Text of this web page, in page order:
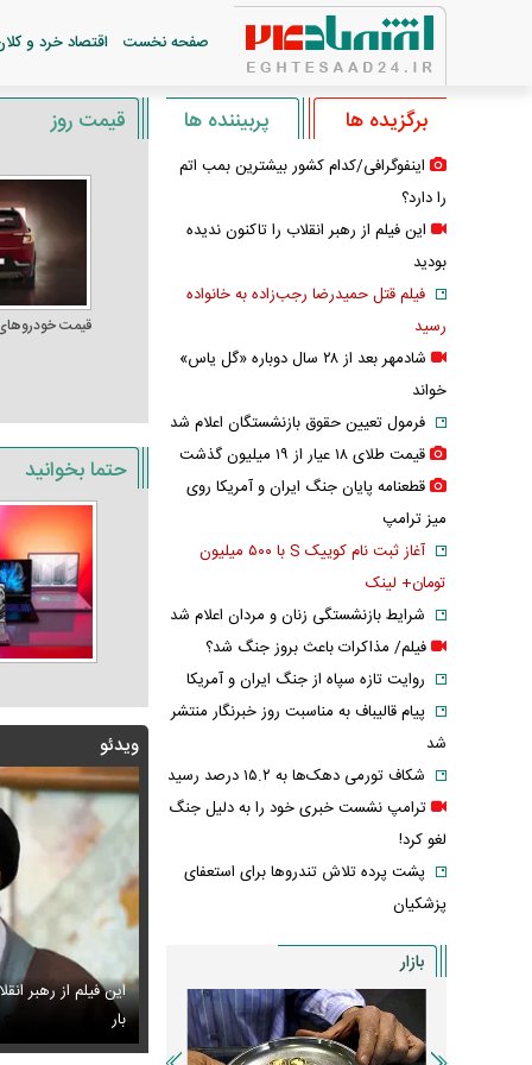
صفحه نخست اقتصاد خرد و
قیمت روز
قیمت
حتما بخوانید
ویدئو
خطاب به خبرنگاران چه گفت؟ /تأکید رئیس‌جمهور بر
این فیلم از رهبر
بار
جدید هدی زین‌العابدین همه را غافلگیر کرد لیونل مسی
برگزیده ها پربیننده ها
اینفوگرافی/کدام کشور بیشترین بمب اتم
را دارد؟
این فیلم از رهبر انقلاب را تاکنون ندیده
بودید
فیلم قتل حمیدرضا رجب‌زاده به خانواده
رسید
شادمهر بعد از ۲۸ سال دوباره «گل یاس»
خواند
فرمول تعیین حقوق بازنشستگان اعلام شد
قیمت طلای ۱۸ عیار از ۱۹ میلیون گذشت
قطعنامه پایان جنگ ایران و آمریکا روی
میز ترامپ
آغاز ثبت نام کوییک S با ۵۰۰ میلیون
تومان+ لینک
شرایط بازنشستگی زنان و مردان اعلام شد
فیلم/ مذاکرات باعث بروز جنگ شد؟
روایت تازه سپاه از جنگ ایران و آمریکا
پیام قالیباف به مناسبت روز خبرنگار منتشر
شد
شکاف تورمی دهک‌ها به ۱۵.۲ درصد رسید
ترامپ نشست خبری خود را به دلیل جنگ
لغو کرد!
پشت پرده تلاش تندروها برای استعفای
پزشکیان
بازار